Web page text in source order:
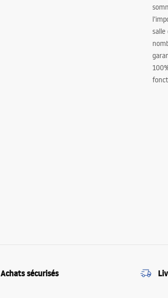
salle
Achats sécurisés